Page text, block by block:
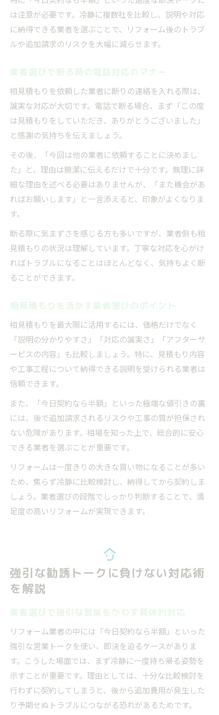
は注意が必要です。冷静に複数社を比較し、説明や対応
に納得できる業者を選ぶことで、リフォーム後のトラブ
ルや追加請求のリスクを大幅に減らせます。
業者選びで断る時の電話対応のマナー
相見積もりを依頼した業者に断りの連絡を入れる際は、
誠実な対応が大切です。電話で断る場合、まず「この度
は見積もりをしていただき、ありがとうございました」
と感謝の気持ちを伝えましょう。
その後、「今回は他の業者に依頼することに決めまし
た」と、理由は簡潔に伝えるだけで十分です。無理に詳
細な理由を述べる必要はありませんが、「また機会があ
ればお願いします」と一言添えると、印象がよくなりま
す。
断る際に気まずさを感じる方も多いですが、業者側も相
見積もりの状況は理解しています。丁寧な対応を心がけ
ればトラブルになることはほとんどなく、気持ちよく断
ることができます。
相見積もりを活かす業者選びのポイント
相見積もりを最大限に活用するには、価格だけでなく
「説明の分かりやすさ」「対応の誠実さ」「アフターサ
ービスの内容」も比較しましょう。特に、見積もり内容
や工事工程について納得できる説明を受けられる業者は
信頼できます。
また、「今日契約なら半額」といった極端な値引きの裏
には、後で追加請求されるリスクや工事の質が担保され
ない危険があります。相場を知った上で、総合的に安心
できる業者を選ぶことが重要です。
リフォームは一度きりの大きな買い物になることが多い
ため、焦らず冷静に比較検討し、納得してから契約しま
しょう。業者選びの段階でしっかり判断することで、満
足度の高いリフォームが実現できます。
強引な勧誘トークに負けない対応術
を解説
業者選びで強引な営業をかわす具体的対応
リフォーム業者の中には「今日契約なら半額」といった
強引な営業トークを使い、即決を迫るケースがありま
す。こうした場面では、まず冷静に一度持ち帰る姿勢を
示すことが重要です。理由としては、十分な比較検討を
行わずに契約してしまうと、後から追加費用が発生した
り予期せぬトラブルにつながる恐れがあるためです。